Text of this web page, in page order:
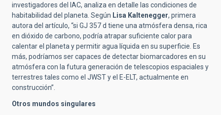
investigadores del IAC, analiza en detalle las condiciones de
habitabilidad del planeta. Según Lisa Kaltenegger, primera
autora del artículo, “si GJ 357 d tiene una atmósfera densa, rica
en dióxido de carbono, podría atrapar suficiente calor para
calentar el planeta y permitir agua líquida en su superficie. Es
más, podríamos ser capaces de detectar biomarcadores en su
atmósfera con la futura generación de telescopios espaciales y
terrestres tales como el JWST y el E-ELT, actualmente en
construcción”.
Otros mundos singulares